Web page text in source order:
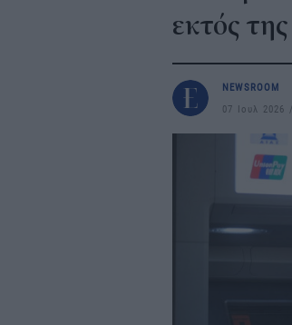
εκτός
NEWSROOM
07 Ιουλ 2026